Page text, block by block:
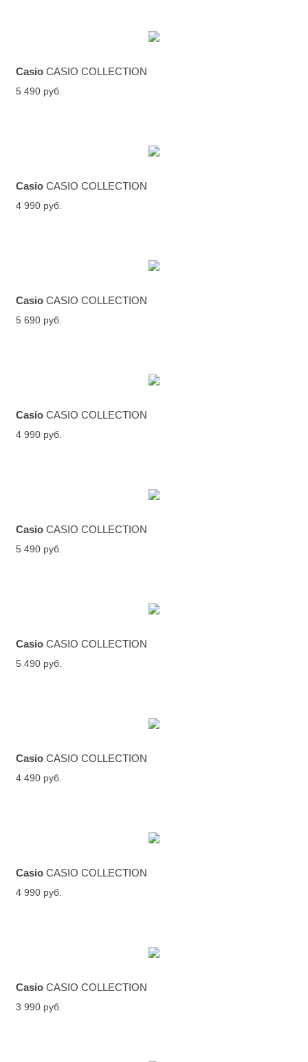
Casio CASIO COLLECTION
5 490 руб.
Casio CASIO COLLECTION
4 990 руб.
Casio CASIO COLLECTION
5 690 руб.
Casio CASIO COLLECTION
4 990 руб.
Casio CASIO COLLECTION
5 490 руб.
Casio CASIO COLLECTION
5 490 руб.
Casio CASIO COLLECTION
4 490 руб.
Casio CASIO COLLECTION
4 990 руб.
Casio CASIO COLLECTION
3 990 руб.